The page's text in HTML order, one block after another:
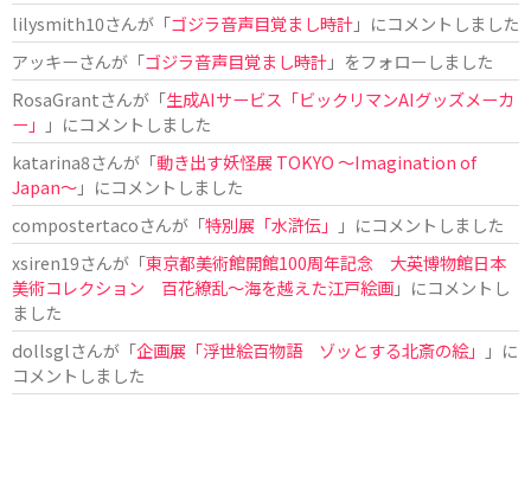
lilysmith10さんが「ゴジラ音声目覚まし時計」にコメントしました
アッキーさんが「ゴジラ音声目覚まし時計」をフォローしました
RosaGrantさんが「生成AIサービス「ビックリマンAIグッズメーカ
ー」
」にコメントしました
katarina8さんが「動き出す妖怪展 TOKYO 〜Imagination of
Japan〜」にコメントしました
compostertacoさんが「特別展「水滸伝」
」にコメントしました
xsiren19さんが「東京都美術館開館100周年記念 大英博物館日本
美術コレクション 百花繚乱～海を越えた江戸絵画」にコメントし
ました
dollsglさんが「企画展「浮世絵百物語 ゾッとする北斎の絵」
」に
コメントしました